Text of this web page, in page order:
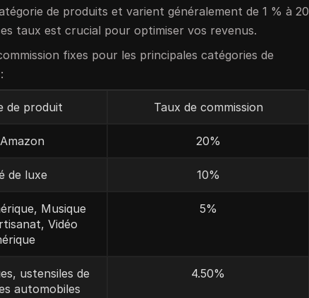
de produits et varient généralement de 1 % à 20
taux est crucial pour optimiser vos revenus.
fixes pour les principales catégories de
de produit Taux de commission
20%
de luxe 10%
Musique
Vidéo
5%
ustensiles de
automobiles
4.50%